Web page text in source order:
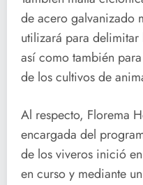
de acero galvanizado
utilizará para delimitar
así como también
de los cultivos de
Al respecto, Florema
encargada del
de los viveros inició
en curso y mediante